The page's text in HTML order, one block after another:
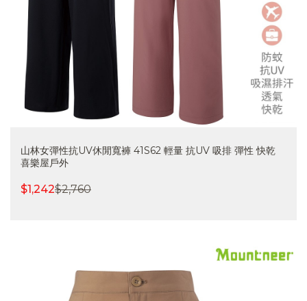
山林女彈性抗UV休閒寬褲 41S62 輕量 抗UV 吸排 彈性 快乾
喜樂屋戶外
$1,242$2,760